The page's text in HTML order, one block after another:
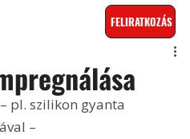
FELIRATKOZÁS
pl. szilikon gyanta
–